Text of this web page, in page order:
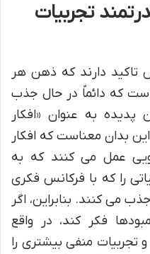
تجربیات
دارند که ذهن هر
است که دائماً در حال جذب
به عنوان «افکار
بدان معناست که افکار
عمل می کنند که به
را که با فرکانس فکری
می کنند. بنابراین، اگر
فکر کند، در واقع
تجربیات منفی بیشتری را